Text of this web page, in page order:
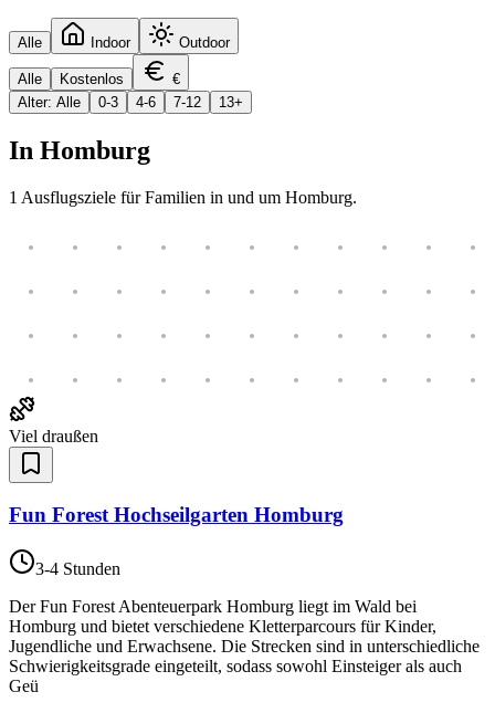
Alle Indoor Outdoor
Alle Kostenlos
€
Alter: Alle
0-3 4-6 7-12 13+
In Homburg
1 Ausflugsziele für Familien in und um Homburg.
Viel draußen
Fun Forest Hochseilgarten Homburg
3-4 Stunden
Der Fun Forest Abenteuerpark Homburg liegt im Wald bei
Homburg und bietet verschiedene Kletterparcours für Kinder,
Jugendliche und Erwachsene. Die Strecken sind in unterschiedliche
Schwierigkeitsgrade eingeteilt, sodass sowohl Einsteiger als auch
Geü